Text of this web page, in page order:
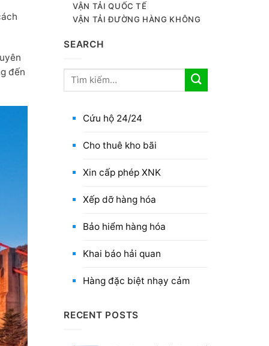
đến
VẬN TẢI QUỐC TẾ
VẬN TẢI ĐƯỜNG HÀNG KHÔNG
SEARCH
Cứu hộ 24/24
Cho thuê kho bãi
Xin cấp phép XNK
Xếp dỡ hàng hóa
Bảo hiểm hàng hóa
Khai báo hải quan
Hàng đặc biệt nhạy cảm
RECENT POSTS